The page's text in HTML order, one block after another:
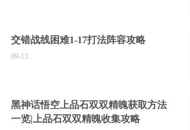
交错战线困难1-17打法阵容攻略
09-13
黑神话悟空上品石双双精魄获取方法
一览|上品石双双精魄收集攻略